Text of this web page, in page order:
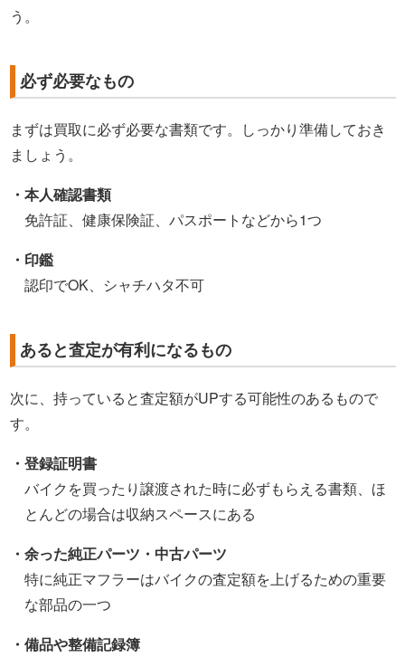
う。
必ず必要なもの
まずは買取に必ず必要な書類です。しっかり準備しておき
ましょう。
・本人確認書類
免許証、健康保険証、パスポートなどから1つ
・印鑑
認印でOK、シャチハタ不可
あると査定が有利になるもの
次に、持っていると査定額がUPする可能性のあるもので
す。
・登録証明書
バイクを買ったり譲渡された時に必ずもらえる書類、ほ
とんどの場合は収納スペースにある
・余った純正パーツ・中古パーツ
特に純正マフラーはバイクの査定額を上げるための重要
な部品の一つ
・備品や整備記録簿